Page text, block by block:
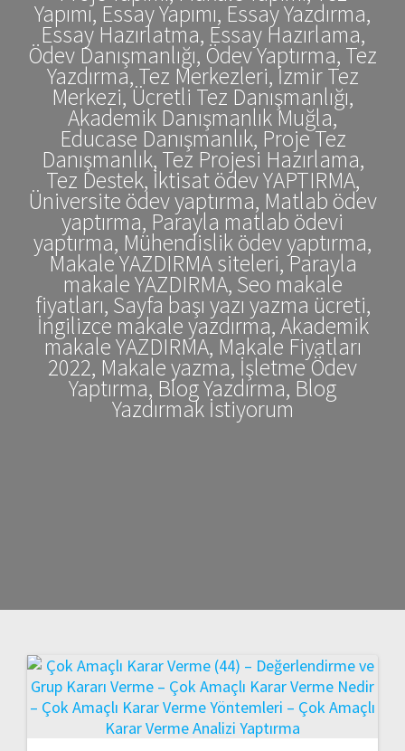
Yapımı, Essay Yapımı, Essay Yazdırma,
Essay Hazırlatma, Essay Hazırlama,
Ödev Danışmanlığı, Ödev Yaptırma, Tez
Yazdırma, Tez Merkezleri, İzmir Tez
Merkezi, Ücretli Tez Danışmanlığı,
Akademik Danışmanlık Muğla,
Educase Danışmanlık, Proje Tez
Danışmanlık, Tez Projesi Hazırlama,
Tez Destek, İktisat ödev YAPTIRMA,
Üniversite ödev yaptırma, Matlab ödev
yaptırma, Parayla matlab ödevi
yaptırma, Mühendislik ödev yaptırma,
Makale YAZDIRMA siteleri, Parayla
makale YAZDIRMA, Seo makale
fiyatları, Sayfa başı yazı yazma ücreti,
İngilizce makale yazdırma, Akademik
makale YAZDIRMA, Makale Fiyatları
2022, Makale yazma, İşletme Ödev
Yaptırma, Blog Yazdırma, Blog
Yazdırmak İstiyorum